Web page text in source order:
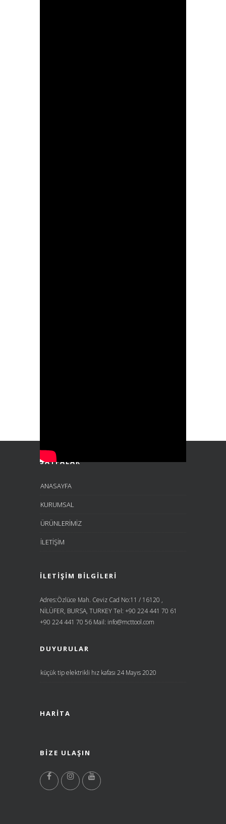
SAYFALAR
ANASAYFA
KURUMSAL
ÜRÜNLERİMİZ
İLETİŞİM
İLETIŞIM BILGILERI
Adres:Özlüce Mah. Ceviz Cad No:11 / 16120 ,
NİLÜFER, BURSA, TURKEY Tel: +90 224 441 70 61
+90 224 441 70 56 Mail: info@mcttool.com
DUYURULAR
küçük tip elektrikli hız kafası 24 Mayıs 2020
HARITA
BIZE ULAŞIN